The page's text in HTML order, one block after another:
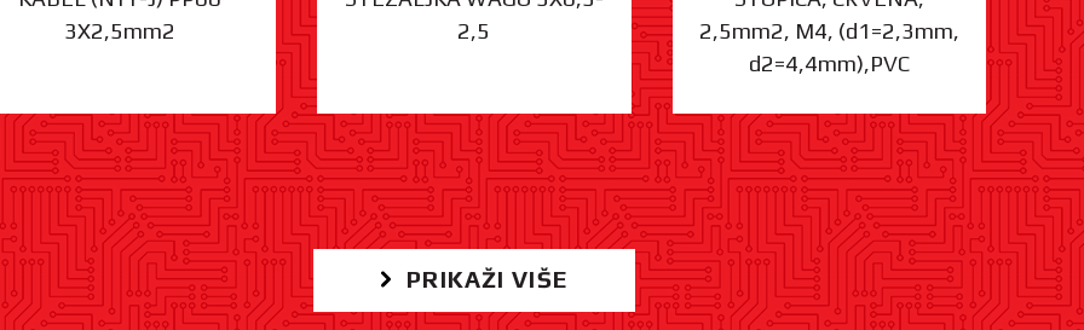
3X2,5mm2
2,5
2,5mm2, M4, (d1=2,3mm,
d2=4,4mm),PVC
PRIKAŽI VIŠE